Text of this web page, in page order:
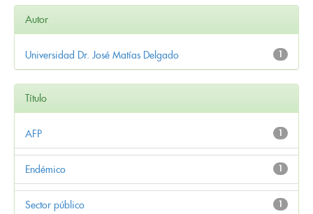
Autor
1
Universidad Dr. José Matías Delgado
Título
1
AFP
1
Endémico
1
Sector público